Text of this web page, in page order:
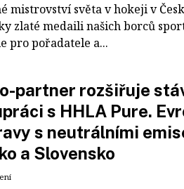
mistrovství světa v hokeji v
zlaté medaili našich borců
pro pořadatele a...
partner rozšiřuje
s HHLA Pure.
s neutrálními
a Slovensko